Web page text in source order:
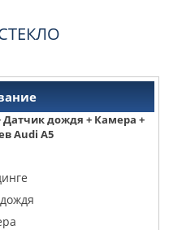
Датчик дождя + Камера +
Audi A5